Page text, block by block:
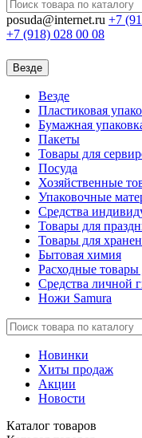
posuda@internet.ru +7
+7 (918) 028 00 08
Везде
Везде
Пластиковая
Бумажная
Пакеты
Товары для
Посуда
Хозяйственные
Упаковочные
Средства
Товары для
Товары для
Бытовая химия
Расходные товары
Средства личной
Ножи Samura
Новинки
Хиты продаж
Акции
Новости
Каталог товаров